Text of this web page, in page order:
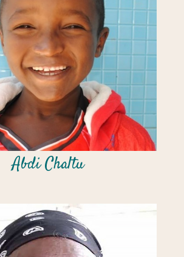
Abdi Chaltu